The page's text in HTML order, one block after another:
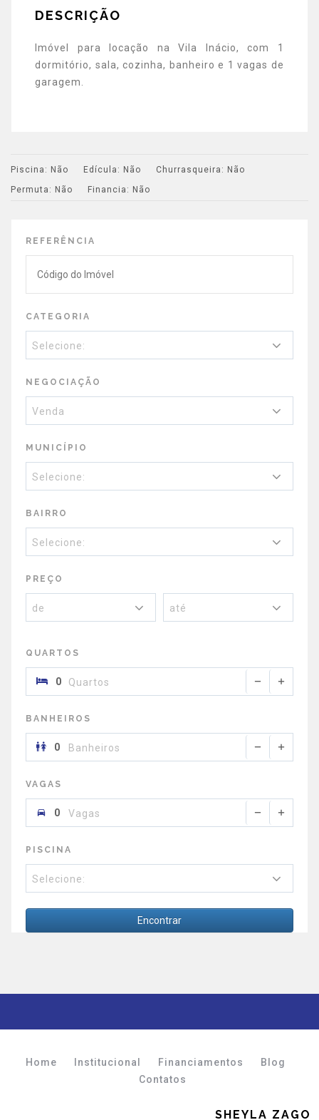
DESCRIÇÃO
Imóvel para locação na Vila Inácio, com 1
dormitório, sala, cozinha, banheiro e 1 vagas de
garagem.
Piscina: Não Edícula: Não Churrasqueira: Não
Permuta: Não Financia: Não
REFERÊNCIA
CATEGORIA
Selecione:
NEGOCIAÇÃO
Venda
MUNICÍPIO
Selecione:
BAIRRO
Selecione:
PREÇO
de até
QUARTOS
Quartos
BANHEIROS
Banheiros
VAGAS
Vagas
PISCINA
Selecione:
Encontrar
Home Institucional Financiamentos
Blog
Contatos
SHEYLA ZAGO